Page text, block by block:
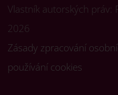
Vlastník autorských práv:
2026
Zásady zpracování
používání cookies